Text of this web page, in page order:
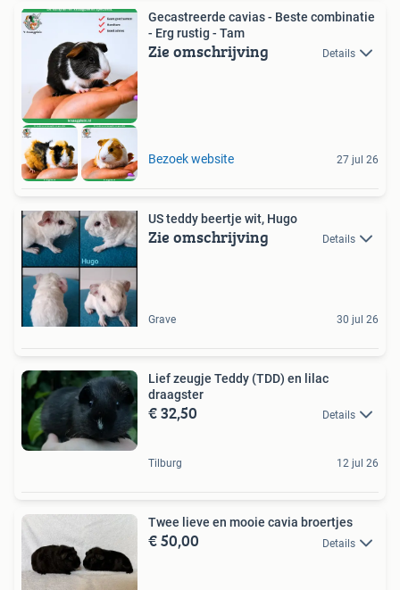
Gecastreerde cavias - Beste combinatie
- Erg rustig - Tam
Zie omschrijving Details
Bezoek website 27 jul 26
US teddy beertje wit, Hugo
Zie omschrijving Details
Grave 30 jul 26
Lief zeugje Teddy (TDD) en lilac
draagster
€ 32,50 Details
Tilburg 12 jul 26
Twee lieve en mooie cavia broertjes
€ 50,00 Details